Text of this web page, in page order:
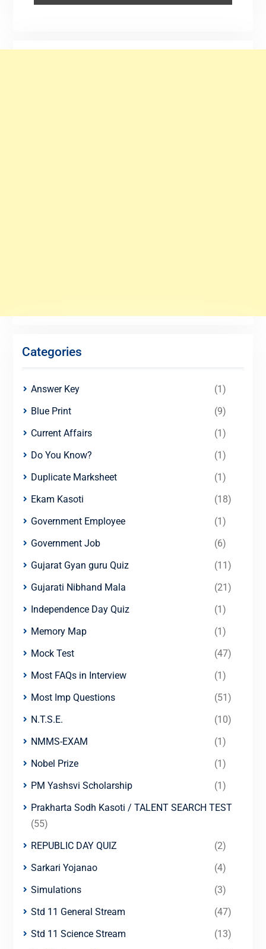
Categories
Answer Key
(1)
Blue Print
(9)
Current Affairs
(1)
Do You Know?
(1)
Duplicate Marksheet
(1)
Ekam Kasoti
(18)
Government Employee
(1)
Government Job
(6)
Gujarat Gyan guru Quiz
(11)
Gujarati Nibhand Mala
(21)
Independence Day Quiz
(1)
Memory Map
(1)
Mock Test
(47)
Most FAQs in Interview
(1)
Most Imp Questions
(51)
N.T.S.E.
(10)
NMMS-EXAM
(1)
Nobel Prize
(1)
PM Yashsvi Scholarship
(1)
Prakharta Sodh Kasoti / TALENT SEARCH TEST
(55)
REPUBLIC DAY QUIZ
(2)
Sarkari Yojanao
(4)
Simulations
(3)
Std 11 General Stream
(47)
Std 11 Science Stream
(13)